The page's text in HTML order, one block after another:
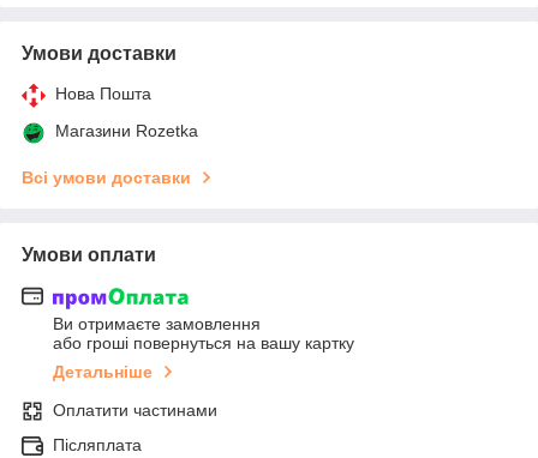
Умови доставки
Нова Пошта
Магазини Rozetka
Всі умови доставки
Умови оплати
Ви отримаєте замовлення
або гроші повернуться на вашу картку
Детальніше
Оплатити частинами
Післяплата